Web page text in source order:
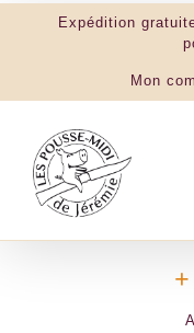
Expédition
Mon